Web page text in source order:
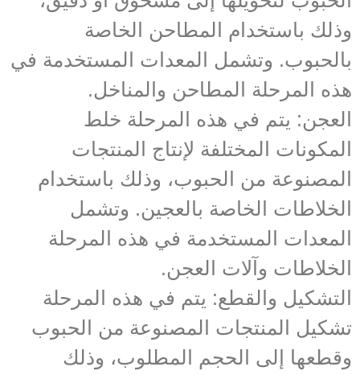
وذلك باستخدام المطاحن الخاصة
بالحبوب. وتشمل المعدات المستخدمة في
هذه المرحلة المطاحن والمناخل.
العجن: يتم في هذه المرحلة خلط
المكونات المختلفة لإنتاج المنتجات
المصنوعة من الحبوب، وذلك باستخدام
الخلاطات الخاصة بالعجين. وتشمل
المعدات المستخدمة في هذه المرحلة
الخلاطات وآلات العجن.
التشكيل والقطع: يتم في هذه المرحلة
تشكيل المنتجات المصنوعة من الحبوب
وقطعها إلى الحجم المطلوب، وذلك